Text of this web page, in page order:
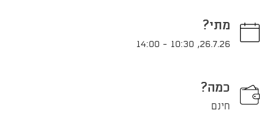
מתי?
26.7.26
,
10:30
-
14:00
כמה?
חינם